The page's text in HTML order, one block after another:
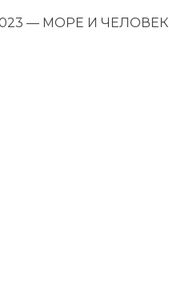
— МОРЕ И ЧЕЛОВЕК